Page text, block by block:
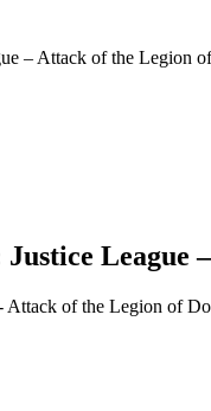
League
Attack of the Legion of